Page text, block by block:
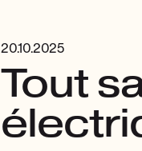
20.10.2025
Tout